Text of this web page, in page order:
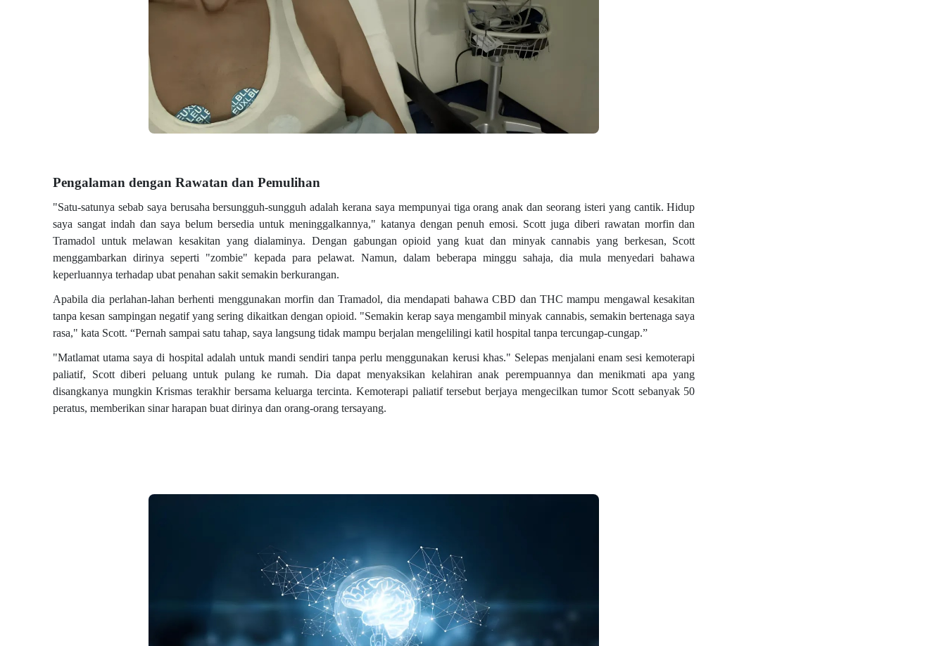
Pengalaman dengan Rawatan dan Pemulihan
"Satu-satunya sebab saya berusaha bersungguh-sungguh adalah kerana saya mempunyai tiga orang anak dan seorang isteri yang cantik. Hidup
saya sangat indah dan saya belum bersedia untuk meninggalkannya," katanya dengan penuh emosi. Scott juga diberi rawatan morfin dan
Tramadol untuk melawan kesakitan yang dialaminya. Dengan gabungan opioid yang kuat dan minyak cannabis yang berkesan, Scott
menggambarkan dirinya seperti "zombie" kepada para pelawat. Namun, dalam beberapa minggu sahaja, dia mula menyedari bahawa
keperluannya terhadap ubat penahan sakit semakin berkurangan.
Apabila dia perlahan-lahan berhenti menggunakan morfin dan Tramadol, dia mendapati bahawa CBD dan THC mampu mengawal kesakitan
tanpa kesan sampingan negatif yang sering dikaitkan dengan opioid. "Semakin kerap saya mengambil minyak cannabis, semakin bertenaga saya
rasa," kata Scott. “Pernah sampai satu tahap, saya langsung tidak mampu berjalan mengelilingi katil hospital tanpa tercungap-cungap.”
"Matlamat utama saya di hospital adalah untuk mandi sendiri tanpa perlu menggunakan kerusi khas." Selepas menjalani enam sesi kemoterapi
paliatif, Scott diberi peluang untuk pulang ke rumah. Dia dapat menyaksikan kelahiran anak perempuannya dan menikmati apa yang
disangkanya mungkin Krismas terakhir bersama keluarga tercinta. Kemoterapi paliatif tersebut berjaya mengecilkan tumor Scott sebanyak 50
peratus, memberikan sinar harapan buat dirinya dan orang-orang tersayang.